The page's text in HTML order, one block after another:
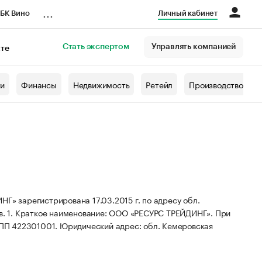
Вино Личный кабинет
Стать экспертом Управлять компанией
Финансы Недвижимость Ретейл Производство
17.03.2015 г. по адресу обл.
1. Краткое наименование: ООО «РЕСУРС ТРЕЙДИНГ». При
422301001. Юридический адрес: обл. Кемеровская